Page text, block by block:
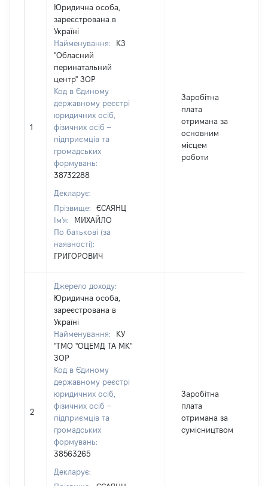
1
Юридична особа,
зареєстрована в
Україні
Найменування:
КЗ
"Обласний
перинатальний
центр" ЗОР
Код в Єдиному
державному реєстрі
юридичних осіб,
фізичних осіб –
підприємців та
громадських
формувань:
38732288
Декларує:
Прізвище:
ЄСАЯНЦ
Ім'я:
МИХАЙЛО
По батькові (за
наявності):
ГРИГОРОВИЧ
Заробітна
плата
отримана за
основним
місцем
роботи
2
Джерело доходу:
Юридична особа,
зареєстрована в
Україні
Найменування:
КУ
"ТМО "ОЦЕМД ТА МК"
ЗОР
Код в Єдиному
державному реєстрі
юридичних осіб,
фізичних осіб –
підприємців та
громадських
формувань:
38563265
Декларує:
Заробітна
плата
отримана за
сумісництвом